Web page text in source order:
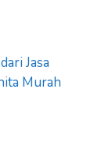
Jasa
Murah